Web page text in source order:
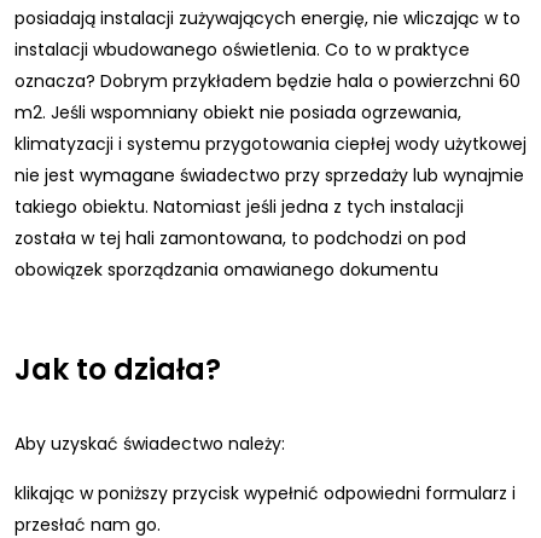
posiadają instalacji zużywających energię, nie wliczając w to
instalacji wbudowanego oświetlenia. Co to w praktyce
oznacza? Dobrym przykładem będzie hala o powierzchni 60
m2. Jeśli wspomniany obiekt nie posiada ogrzewania,
klimatyzacji i systemu przygotowania ciepłej wody użytkowej
nie jest wymagane świadectwo przy sprzedaży lub wynajmie
takiego obiektu. Natomiast jeśli jedna z tych instalacji
została w tej hali zamontowana, to podchodzi on pod
obowiązek sporządzania omawianego dokumentu
Jak to działa?
Aby uzyskać świadectwo należy:
klikając w poniższy przycisk wypełnić odpowiedni formularz i
przesłać nam go.